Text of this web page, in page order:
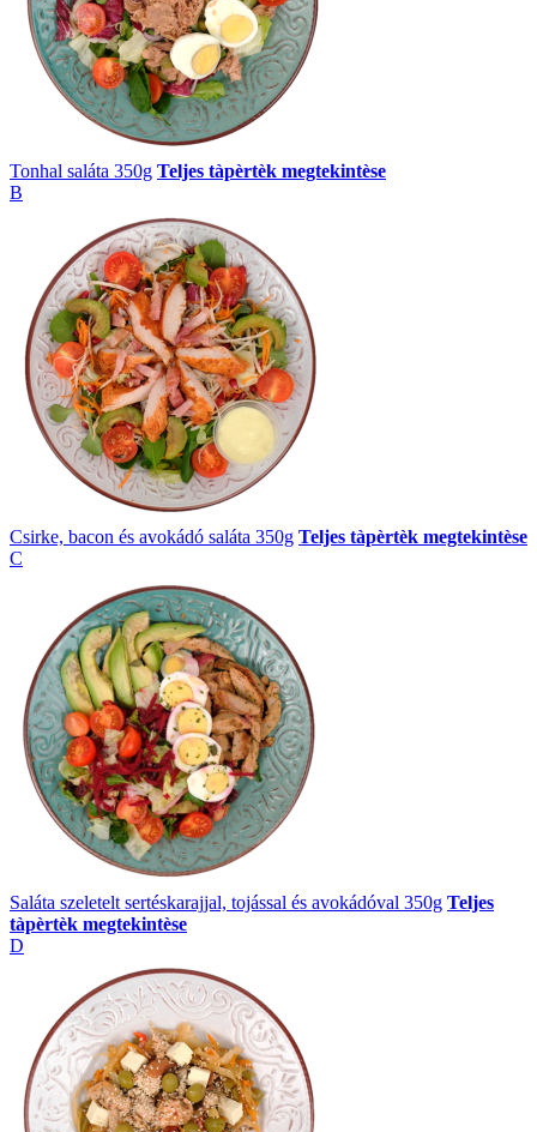
Tonhal saláta 350g Teljes tàpèrtèk megtekintèse
B
Csirke, bacon és avokádó saláta 350g Teljes tàpèrtèk megtekintèse
C
Saláta szeletelt sertéskarajjal, tojással és avokádóval 350g Teljes
tàpèrtèk megtekintèse
D